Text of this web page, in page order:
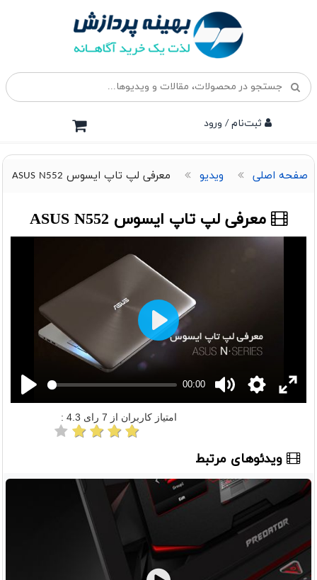
ثبت‌نام / ورود
صفحه اصلی ویدیو معرفی لپ تاپ ایسوس ASUS N552
معرفی لپ تاپ ایسوس ASUS N552
00:00
Play
امتیاز کاربران از 7 رای 4.3
:
ویدئوهای مرتبط